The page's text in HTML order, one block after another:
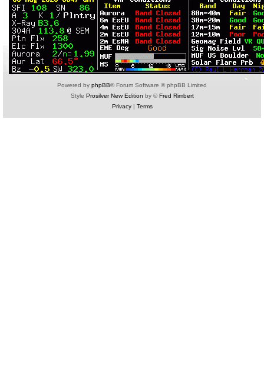
Powered by phpBB® Forum Software © phpBB Limited
Style Prosilver New Edition by ©Fred Rimbert
Privacy| Terms